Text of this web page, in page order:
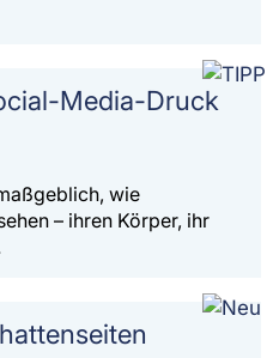
Media-Druck
wie
– ihren Körper, ihr